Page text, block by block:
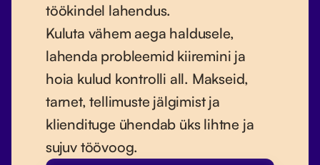
töökindel lahendus.
Kuluta vähem aega haldusele,
lahenda probleemid kiiremini ja
hoia kulud kontrolli all. Makseid,
tarnet, tellimuste jälgimist ja
kliendituge ühendab üks lihtne ja
sujuv töövoog.